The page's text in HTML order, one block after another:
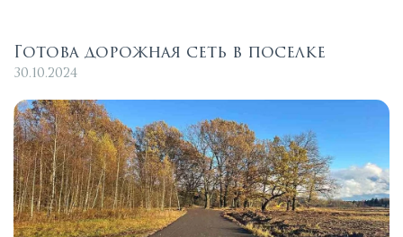
Готова дорожная сеть в поселке
30.10.2024